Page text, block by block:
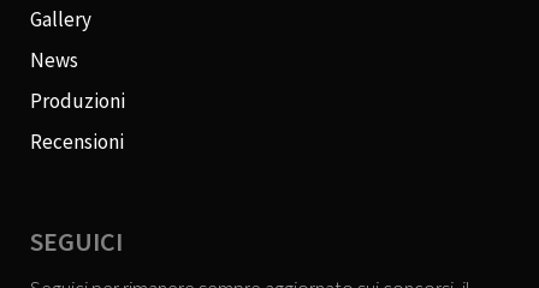
Gallery
News
Produzioni
Recensioni
SEGUICI